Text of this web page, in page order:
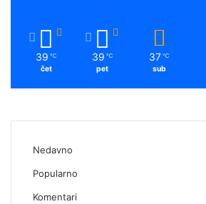
39 ℃
čet
39 ℃
pet
37 ℃
sub
Nedavno
Popularno
Komentari